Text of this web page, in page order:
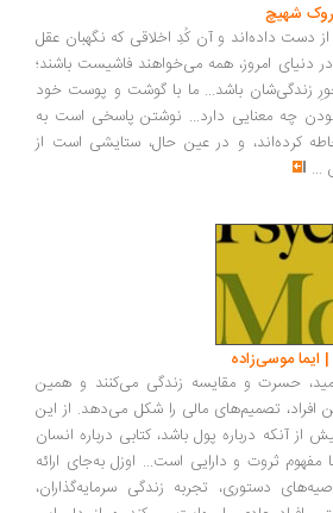
و آن کُدِ اخلاقی که نگهبان عقل
امروز، همه می‌خواهند فاشیست باشند؛
باشد... ما با گوشت و پوست خود
دارد... نوشتن پاسخی است به
و در عین حال، ستایشی است از
و مقایسه زندگی می‌کنند و همین
تصمیم‌های مالی را شکل می‌دهد. از این
درباره پول باشد، کتابی درباره انسان
و دارایی است... اوزل به‌جای ارائه
تجربه زندگی سرمایه‌گذاران،